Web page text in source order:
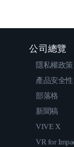
公司總覽
隱私權政策
產品安全性
部落格
新聞稿
VIVE X
VR for